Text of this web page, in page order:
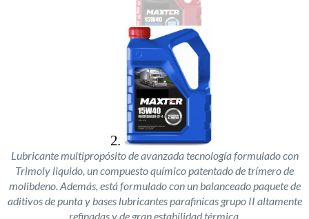
Lubricante multipropósito de avanzada tecnología formulado con
Trimoly liquido, un compuesto químico patentado de trímero de
molibdeno. Además, está formulado con un balanceado paquete de
aditivos de punta y bases lubricantes parafinicas grupo II altamente
refinadas y de gran estabilidad térmica.